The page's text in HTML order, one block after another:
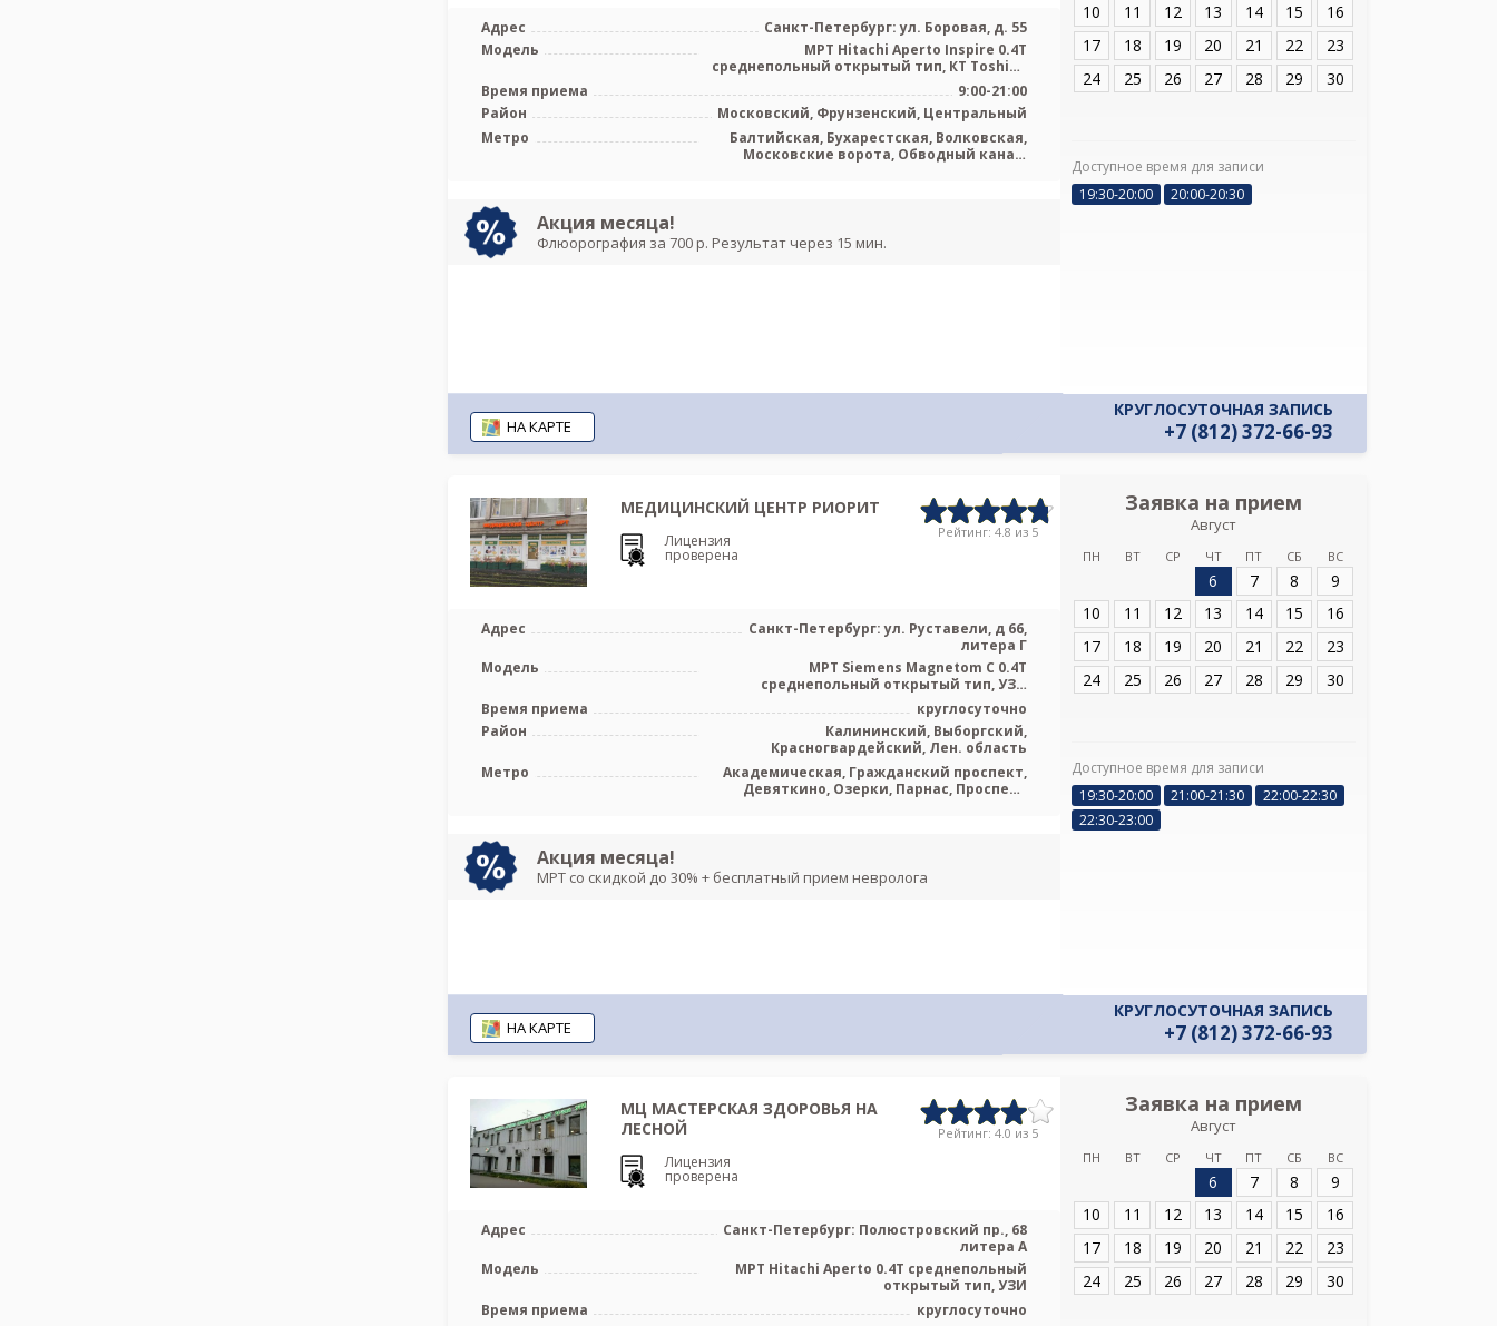
Адрес
Санкт-Петербург: ул. Боровая, д. 55
Модель
МРТ Hitachi Aperto Inspire 0.4T
среднепольный открытый тип, КТ Toshiba
...
Время приема
9:00-21:00
Район
Московский, Фрунзенский, Центральный
Метро
Балтийская, Бухарестская, Волковская,
Московские ворота, Обводный канал,
Акция месяца!
Флюорография за 700 р. Результат через 15 мин.
10
11 12 13 14 15
16
17
18 19 20 21 22
23
24
25 26 27 28 29 30
Доступное время для записи
19:30-20:00
20:00-20:30
НА КАРТЕ
КРУГЛОСУТОЧНАЯ ЗАПИСЬ
+7 (812) 372-66-93
МЕДИЦИНСКИЙ ЦЕНТР РИОРИТ
Лицензия
проверена
Рейтинг: 4.8 из 5
Адрес
Санкт-Петербург: ул. Руставели, д 66,
литера Г
Модель
МРТ Siemens Magnetom C 0.4T
среднепольный открытый тип, УЗИ
Время приема
круглосуточно
Район
Калининский, Выборгский,
Красногвардейский, Лен. область
Метро
Академическая, Гражданский проспект,
Девяткино, Озерки, Парнас, Проспект
Акция месяца!
МРТ со скидкой до 30% + бесплатный прием невролога
Заявка на прием
Август
ПН ВТ СР ЧТ ПТ СБ ВС
6 7 8
9
10
11 12 13 14 15
16
17
18 19 20 21 22
23
24
25 26 27 28 29 30
Доступное время для записи
19:30-20:00
21:00-21:30
22:00-22:30
22:30-23:00
НА КАРТЕ
КРУГЛОСУТОЧНАЯ ЗАПИСЬ
+7 (812) 372-66-93
МЦ МАСТЕРСКАЯ ЗДОРОВЬЯ НА
ЛЕСНОЙ
Лицензия
проверена
Рейтинг: 4.0 из 5
Адрес
Санкт-Петербург: Полюстровский пр., 68
литера А
Модель
МРТ Hitachi Aperto 0.4T среднепольный
открытый тип, УЗИ
Время приема
круглосуточно
Заявка на прием
Август
ПН ВТ СР ЧТ ПТ СБ ВС
6 7 8
9
10
11 12 13 14 15
16
17
18 19 20 21 22
23
24
25 26 27 28 29 30